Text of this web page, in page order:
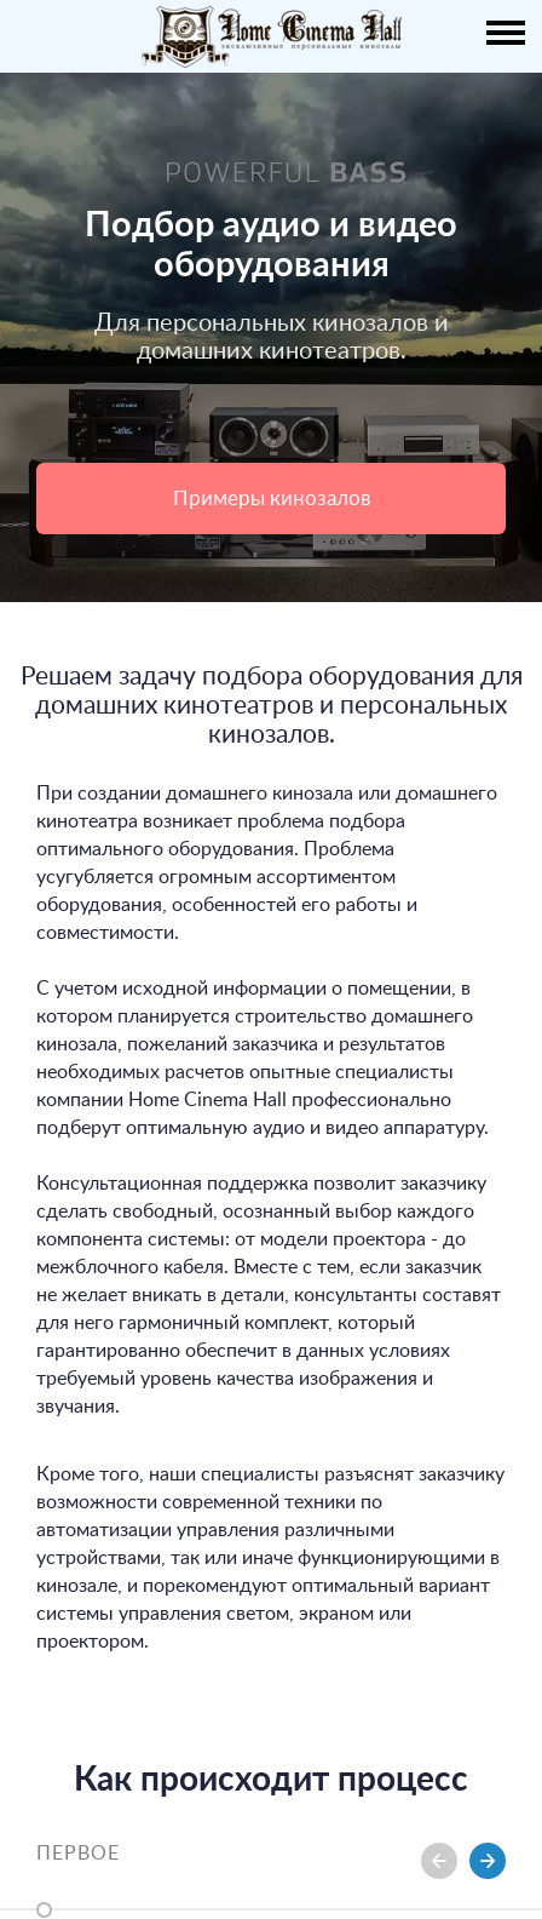
Подбор аудио и видео
оборудования
Для персональных кинозалов и
домашних кинотеатров.
Примеры кинозалов
О НАС
ПУБЛИКАЦИИ
УСЛУГИ
КАТАЛОГ
НАШИ РАБОТЫ
ДЕМО ЗАЛ
КОНТАКТЫ
+7 495-951-3751
+7 495-951-3646
info@h-c-h.ru
Решаем задачу подбора оборудования для
домашних кинотеатров и персональных
кинозалов.
При создании домашнего кинозала или домашнего
кинотеатра возникает проблема подбора
оптимального оборудования. Проблема
усугубляется огромным ассортиментом
оборудования, особенностей его работы и
совместимости.
С учетом исходной информации о помещении, в
котором планируется строительство домашнего
кинозала, пожеланий заказчика и результатов
необходимых расчетов опытные специалисты
компании Home Cinema Hall профессионально
подберут оптимальную аудио и видео аппаратуру.
Консультационная поддержка позволит заказчику
сделать свободный, осознанный выбор каждого
компонента системы: от модели проектора - до
межблочного кабеля. Вместе с тем, если заказчик
не желает вникать в детали, консультанты составят
для него гармоничный комплект, который
гарантированно обеспечит в данных условиях
требуемый уровень качества изображения и
звучания.
Кроме того, наши специалисты разъяснят заказчику
возможности современной техники по
автоматизации управления различными
устройствами, так или иначе функционирующими в
кинозале, и порекомендуют оптимальный вариант
системы управления светом, экраном или
проектором.
Как происходит процесс
ПЕРВОЕ